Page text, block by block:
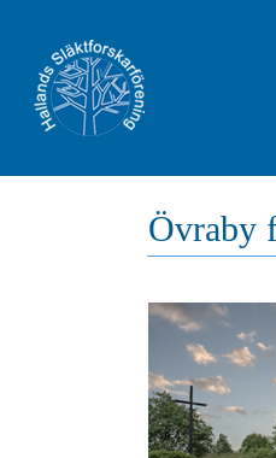
Övraby